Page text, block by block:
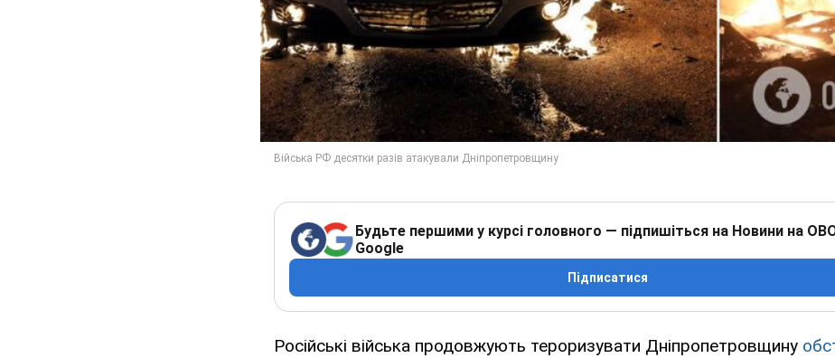
Будьте першими у курсі головного — підпишіться на Новини на
Google
Підписатися
Російські війська продовжують тероризувати Дніпропетровщину